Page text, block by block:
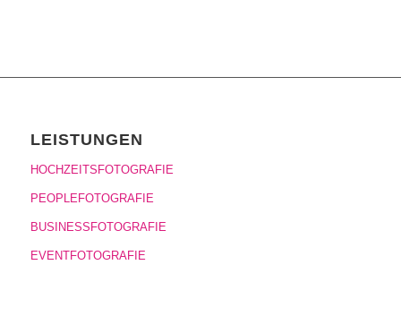
LEISTUNGEN
HOCHZEITSFOTOGRAFIE
PEOPLEFOTOGRAFIE
BUSINESSFOTOGRAFIE
EVENTFOTOGRAFIE